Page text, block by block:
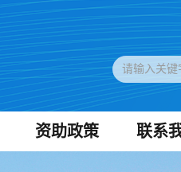
资助政策 联系